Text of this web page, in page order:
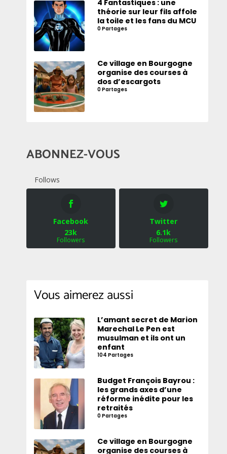
4 Fantastiques : une
théorie sur leur fils affole
la toile et les fans du MCU
0 Partages
Ce village en Bourgogne
organise des courses à
dos d’escargots
0 Partages
ABONNEZ-VOUS
Follows
Facebook
23k
Followers
Twitter
6.1k
Followers
Vous aimerez aussi
L’amant secret de Marion
Marechal Le Pen est
musulman et ils ont un
enfant
104 Partages
Budget François Bayrou :
les grands axes d’une
réforme inédite pour les
retraités
0 Partages
Ce village en Bourgogne
organise des courses à